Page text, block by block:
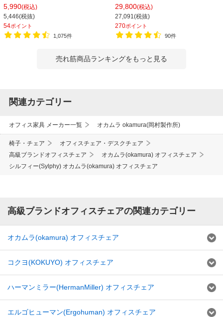
バーサポート オフィスチェア デスク
チェア 会議椅子 幅580×奥行580×高
さ835-930mm
5,990(税込)
5,446(税抜)
54ポイント
1,075件
ー付き 座面クッション 幅570×奥行
565×高さ805mm 会議室 収納 法人
大人数 重ねる 会議用椅子 会議用チェ
ア
29,800(税込)
27,091(税抜)
270ポイント
90件
売れ筋商品ランキングをもっと見る
関連カテゴリー
オフィス家具 メーカー一覧 オカムラ okamura(岡村製作所)
椅子・チェア
オフィスチェア・デスクチェア
高級ブランドオフィスチェア
オカムラ(okamura) オフィスチェア
シルフィー(Sylphy) オカムラ(okamura) オフィスチェア
高級ブランドオフィスチェアの関連カテゴリー
オカムラ(okamura) オフィスチェア
コクヨ(KOKUYO) オフィスチェア
ハーマンミラー(HermanMiller) オフィスチェア
エルゴヒューマン(Ergohuman) オフィスチェア